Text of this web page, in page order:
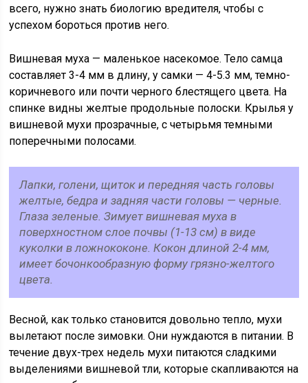
всего, нужно знать биологию вредителя, чтобы с
успехом бороться против него.
Вишневая муха — маленькое насекомое. Тело самца
составляет 3-4 мм в длину, у самки — 4-5.3 мм, темно-
коричневого или почти черного блестящего цвета. На
спинке видны желтые продольные полоски. Крылья у
вишневой мухи прозрачные, с четырьмя темными
поперечными полосами.
Лапки, голени, щиток и передняя часть головы
желтые, бедра и задняя части головы — черные.
Глаза зеленые. Зимует вишневая муха в
поверхностном слое почвы (1-13 см) в виде
куколки в ложнококоне. Кокон длиной 2-4 мм,
имеет бочонкообразную форму грязно-желтого
цвета.
Весной, как только становится довольно тепло, мухи
вылетают после зимовки. Они нуждаются в питании. В
течение двух-трех недель мухи питаются сладкими
выделениями вишневой тли, которые скапливаются на